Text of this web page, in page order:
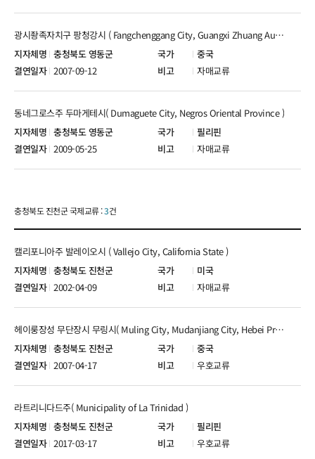
충청북도 영동군 중국
광시좡족자치구 팡청강시 ( Fangchenggang City, Guangxi Zhuang Autonomous Region )
2007-09-12 자매교류
충청북도 영동군 필리핀
동네그로스주 두마게테시( Dumaguete City, Negros Oriental Province )
2009-05-25 자매교류
충청북도 진천군 국제교류 :3건
충청북도 진천군 미국
캘리포니아주 발레이오시 ( Vallejo City, California State )
2002-04-09 자매교류
충청북도 진천군 중국
헤이룽장성 무단장시 무링시( Muling City, Mudanjiang City, Hebei Province )
2007-04-17 우호교류
충청북도 진천군 필리핀
라트리니다드주( Municipality of La Trinidad )
2017-03-17 우호교류